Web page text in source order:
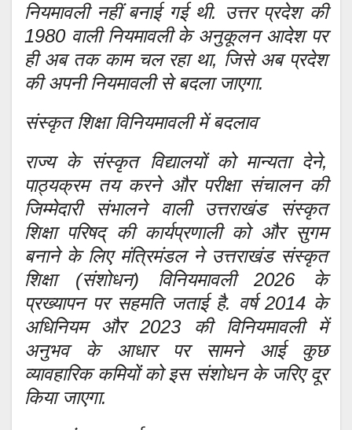
नियमावली नहीं बनाई गई थी. उत्तर प्रदेश की
1980 वाली नियमावली के अनुकूलन आदेश पर
ही अब तक काम चल रहा था, जिसे अब प्रदेश
की अपनी नियमावली से बदला जाएगा.
संस्कृत शिक्षा विनियमावली में बदलाव
राज्य के संस्कृत विद्यालयों को मान्यता देने,
पाठ्यक्रम तय करने और परीक्षा संचालन की
जिम्मेदारी संभालने वाली उत्तराखंड संस्कृत
शिक्षा परिषद् की कार्यप्रणाली को और सुगम
बनाने के लिए मंत्रिमंडल ने उत्तराखंड संस्कृत
शिक्षा (संशोधन) विनियमावली 2026 के
प्रख्यापन पर सहमति जताई है. वर्ष 2014 के
अधिनियम और 2023 की विनियमावली में
अनुभव के आधार पर सामने आई कुछ
व्यावहारिक कमियों को इस संशोधन के जरिए दूर
किया जाएगा.